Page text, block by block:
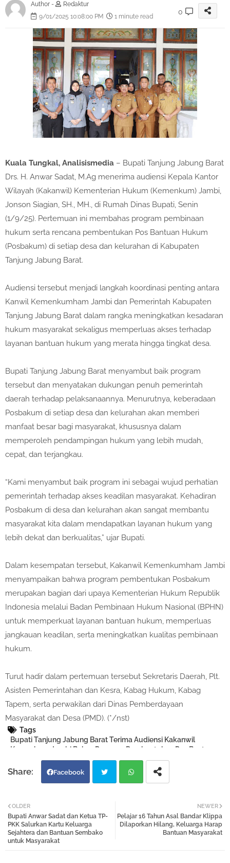
Author -
Redaktur
9/01/2025 10:08:00 PM
1 minute read
0
Kuala Tungkal, Analisismedia – Bupati Tanjung Jabung Barat
Drs. H. Anwar Sadat, M.Ag menerima audiensi Kepala Kantor
Wilayah (Kakanwil) Kementerian Hukum (Kemenkum) Jambi,
Jonson Siagian, SH., MH., di Rumah Dinas Bupati, Senin
(1/9/25). Pertemuan ini membahas program pembinaan
hukum serta rencana pembentukan Pos Bantuan Hukum
(Posbakum) di setiap desa dan kelurahan di Kabupaten
Tanjung Jabung Barat.
Audiensi tersebut menjadi langkah koordinasi penting antara
Kanwil Kemenkumham Jambi dan Pemerintah Kabupaten
Tanjung Jabung Barat dalam rangka meningkatkan kesadaran
hukum masyarakat sekaligus memperluas akses terhadap
layanan bantuan hukum yang merata hingga tingkat desa.
Bupati Tanjung Jabung Barat menyambut baik program
tersebut dan menyatakan dukungan penuh pemerintah
daerah terhadap pelaksanaannya. Menurutnya, keberadaan
Posbakum di setiap desa dan kelurahan akan memberi
manfaat besar bagi masyarakat, khususnya dalam
memperoleh pendampingan hukum yang lebih mudah,
cepat, dan terjangkau.
“Kami menyambut baik program ini sebagai wujud perhatian
pemerintah terhadap akses keadilan masyarakat. Kehadiran
Posbakum di desa dan kelurahan akan sangat membantu
masyarakat kita dalam mendapatkan layanan hukum yang
lebih dekat dan berkualitas,” ujar Bupati.
Dalam kesempatan tersebut, Kakanwil Kemenkumham Jambi
menyampaikan bahwa program pembentukan Posbakum
merupakan bagian dari upaya Kementerian Hukum Republik
Indonesia melalui Badan Pembinaan Hukum Nasional (BPHN)
untuk memperkuat layanan bantuan hukum, memperluas
jangkauan keadilan, serta meningkatkan kualitas pembinaan
hukum.
Turut hadir dalam pertemuan tersebut Sekretaris Daerah, Plt.
Asisten Pemerintahan dan Kesra, Kabag Hukum, Kabag
Tapem, serta perwakilan dari Dinas Pemberdayaan
Masyarakat dan Desa (PMD). (*/nst)
Tags
Bupati Tanjung Jabung Barat Terima Audiensi Kakanwil
Kemenkum Jambi Bahas Program Pembentukan Pos Bantuan
Facebook
tter atsa
NEWER
Pelajar 16 Tahun Asal Bandar Klippa
Dilaporkan Hilang, Keluarga Harap
Bantuan Masyarakat
OLDER
Bupati Anwar Sadat dan Ketua TP-
PKK Salurkan Kartu Keluarga
Sejahtera dan Bantuan Sembako
untuk Masyarakat